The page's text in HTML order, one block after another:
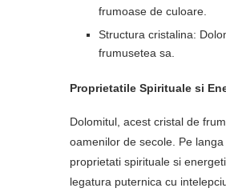
frumoase de culoare.
Structura cristalina:
frumusetea sa.
Proprietatile Spirituale si
Dolomitul, acest cristal de
oamenilor de secole. Pe
proprietati spirituale si
legatura puternica cu